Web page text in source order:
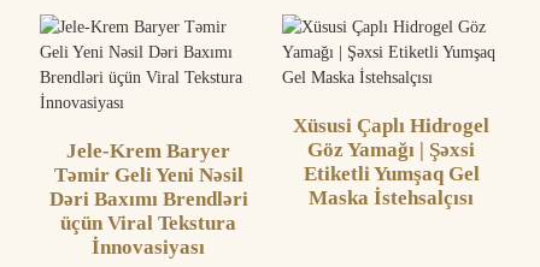
Jele-Krem Baryer
Təmir Geli Yeni Nəsil
Dəri Baxımı Brendləri
üçün Viral Tekstura
İnnovasiyası
Xüsusi Çaplı Hidrogel
Göz Yamağı | Şəxsi
Etiketli Yumşaq Gel
Maska İstehsalçısı